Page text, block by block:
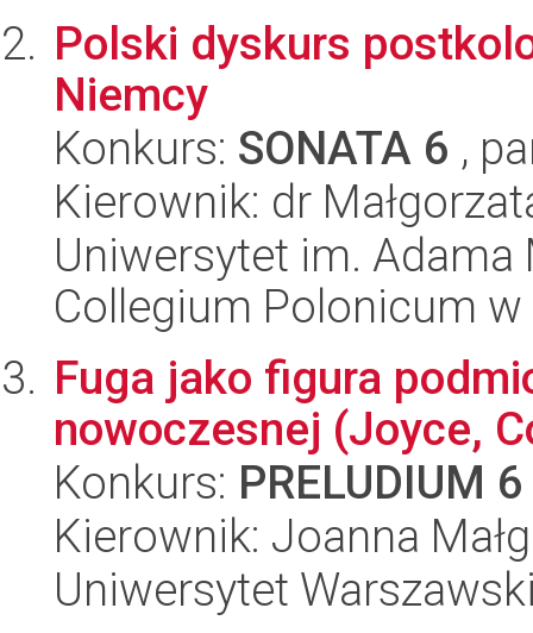
Polski dyskurs
Niemcy
Konkurs: SONATA 6 ,
Kierownik: dr
Uniwersytet im.
Collegium Polonicum w
Fuga jako figura
nowoczesnej (Joyce,
Konkurs: PRELUDIUM 6
Kierownik: Joanna
Uniwersytet